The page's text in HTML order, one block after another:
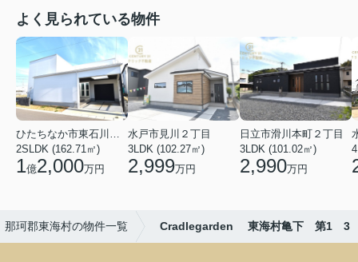
よく見られている物件
2SLDK (162.71㎡)
1億2,000万円
水戸市見川２丁目
3LDK (102.27㎡)
2,999万円
日立市滑川本町２丁目
3LDK (101.02㎡)
2,990万円
那珂郡東海村の物件一覧 Cradlegarden 東海村亀下 第1 3